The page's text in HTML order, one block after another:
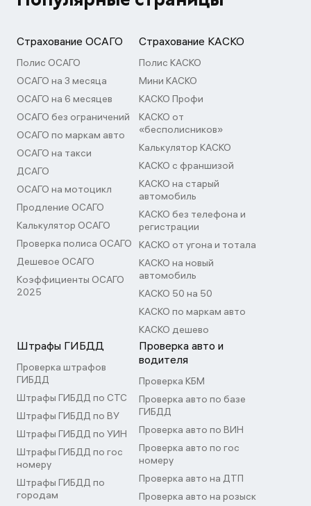
Страхование ОСАГО
Полис ОСАГО
ОСАГО на 3 месяца
ОСАГО на 6 месяцев
ОСАГО без ограничений
ОСАГО по маркам авто
ОСАГО на такси
ДСАГО
ОСАГО на мотоцикл
Продление ОСАГО
Калькулятор ОСАГО
Проверка полиса ОСАГО
Дешевое ОСАГО
Коэффициенты ОСАГО
2025
Страхование КАСКО
Полис КАСКО
Мини КАСКО
КАСКО Профи
КАСКО от
«бесполисников»
Калькулятор КАСКО
КАСКО с франшизой
КАСКО на старый
автомобиль
КАСКО без телефона и
регистрации
КАСКО от угона и тотала
КАСКО на новый
автомобиль
КАСКО 50 на 50
КАСКО по маркам авто
КАСКО дешево
Штрафы ГИБДД
Проверка штрафов
ГИБДД
Штрафы ГИБДД по СТС
Штрафы ГИБДД по ВУ
Штрафы ГИБДД по УИН
Штрафы ГИБДД по гос
номеру
Штрафы ГИБДД по
городам
Проверка авто и
водителя
Проверка КБМ
Проверка авто по базе
ГИБДД
Проверка авто по ВИН
Проверка авто по гос
номеру
Проверка авто на ДТП
Проверка авто на розыск